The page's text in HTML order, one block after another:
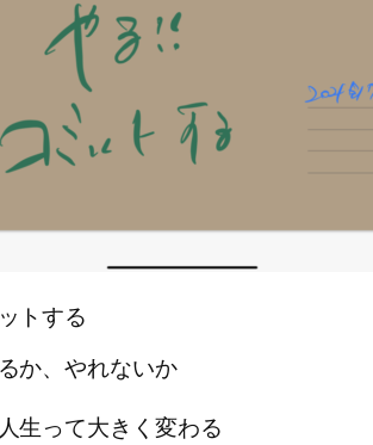
トする
か、やれないか
生って大きく変わる